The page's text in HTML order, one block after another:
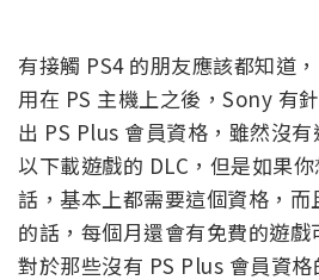
有接觸 PS4 的朋友應該都知道
用在 PS 主機上之後，Sony 有
出 PS Plus 會員資格，雖然沒
以下載遊戲的 DLC，但是如果
話，基本上都需要這個資格，而
的話，每個月還會有免費的遊戲
對於那些沒有 PS Plus 會員資